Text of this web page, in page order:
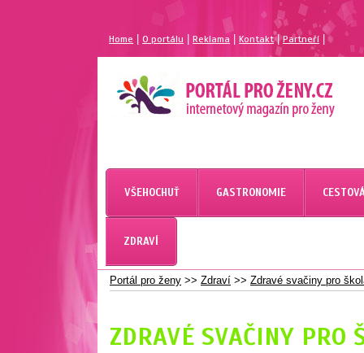
Home |O portálu Reklama Kontakt| Partneří
MAGAZÍN PRO ŽENY
PORTÁL PRO ŽENY.CZ
VŠEHOCHUŤ GASTRONOMIE
ZDRAVÍ
Portál pro ženy >> Zdraví >> Zdravé svačiny pro
ZDRAVÉ SVAČINY PRO